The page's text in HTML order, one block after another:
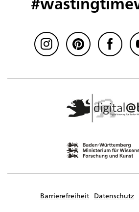
Barrierefreiheit Datenschutz